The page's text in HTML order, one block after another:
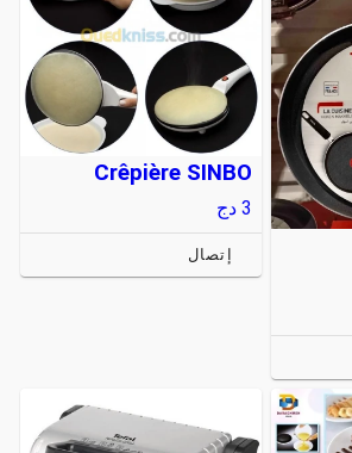
Crêpière SINBO
3 دج
إتصال